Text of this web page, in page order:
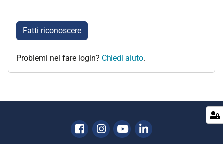
Fatti riconoscere
Problemi nel fare login? Chiedi aiuto.
Facebook
Instagram
YoutubeLinkedin